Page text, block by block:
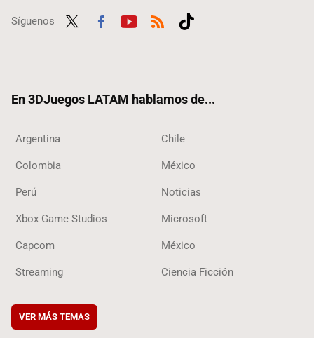
Síguenos
En 3DJuegos LATAM hablamos de...
Argentina Chile
Colombia México
Perú Noticias
Xbox Game Studios Microsoft
Capcom México
Streaming Ciencia Ficción
VER MÁS TEMAS